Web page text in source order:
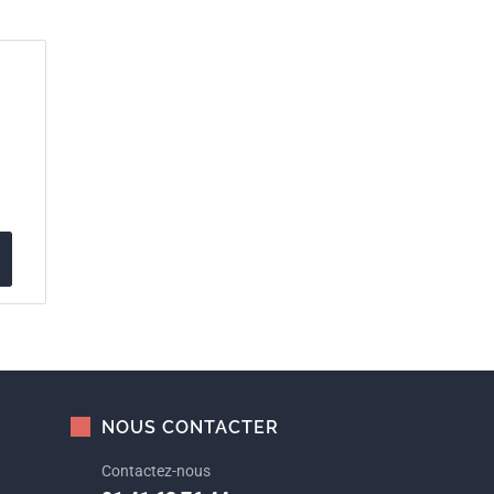
NOUS CONTACTER
Contactez-nous